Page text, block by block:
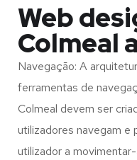
Web
Colmeal
Navegação: A
ferramentas de
Colmeal devem ser
utilizadores navegam e
utilizador a